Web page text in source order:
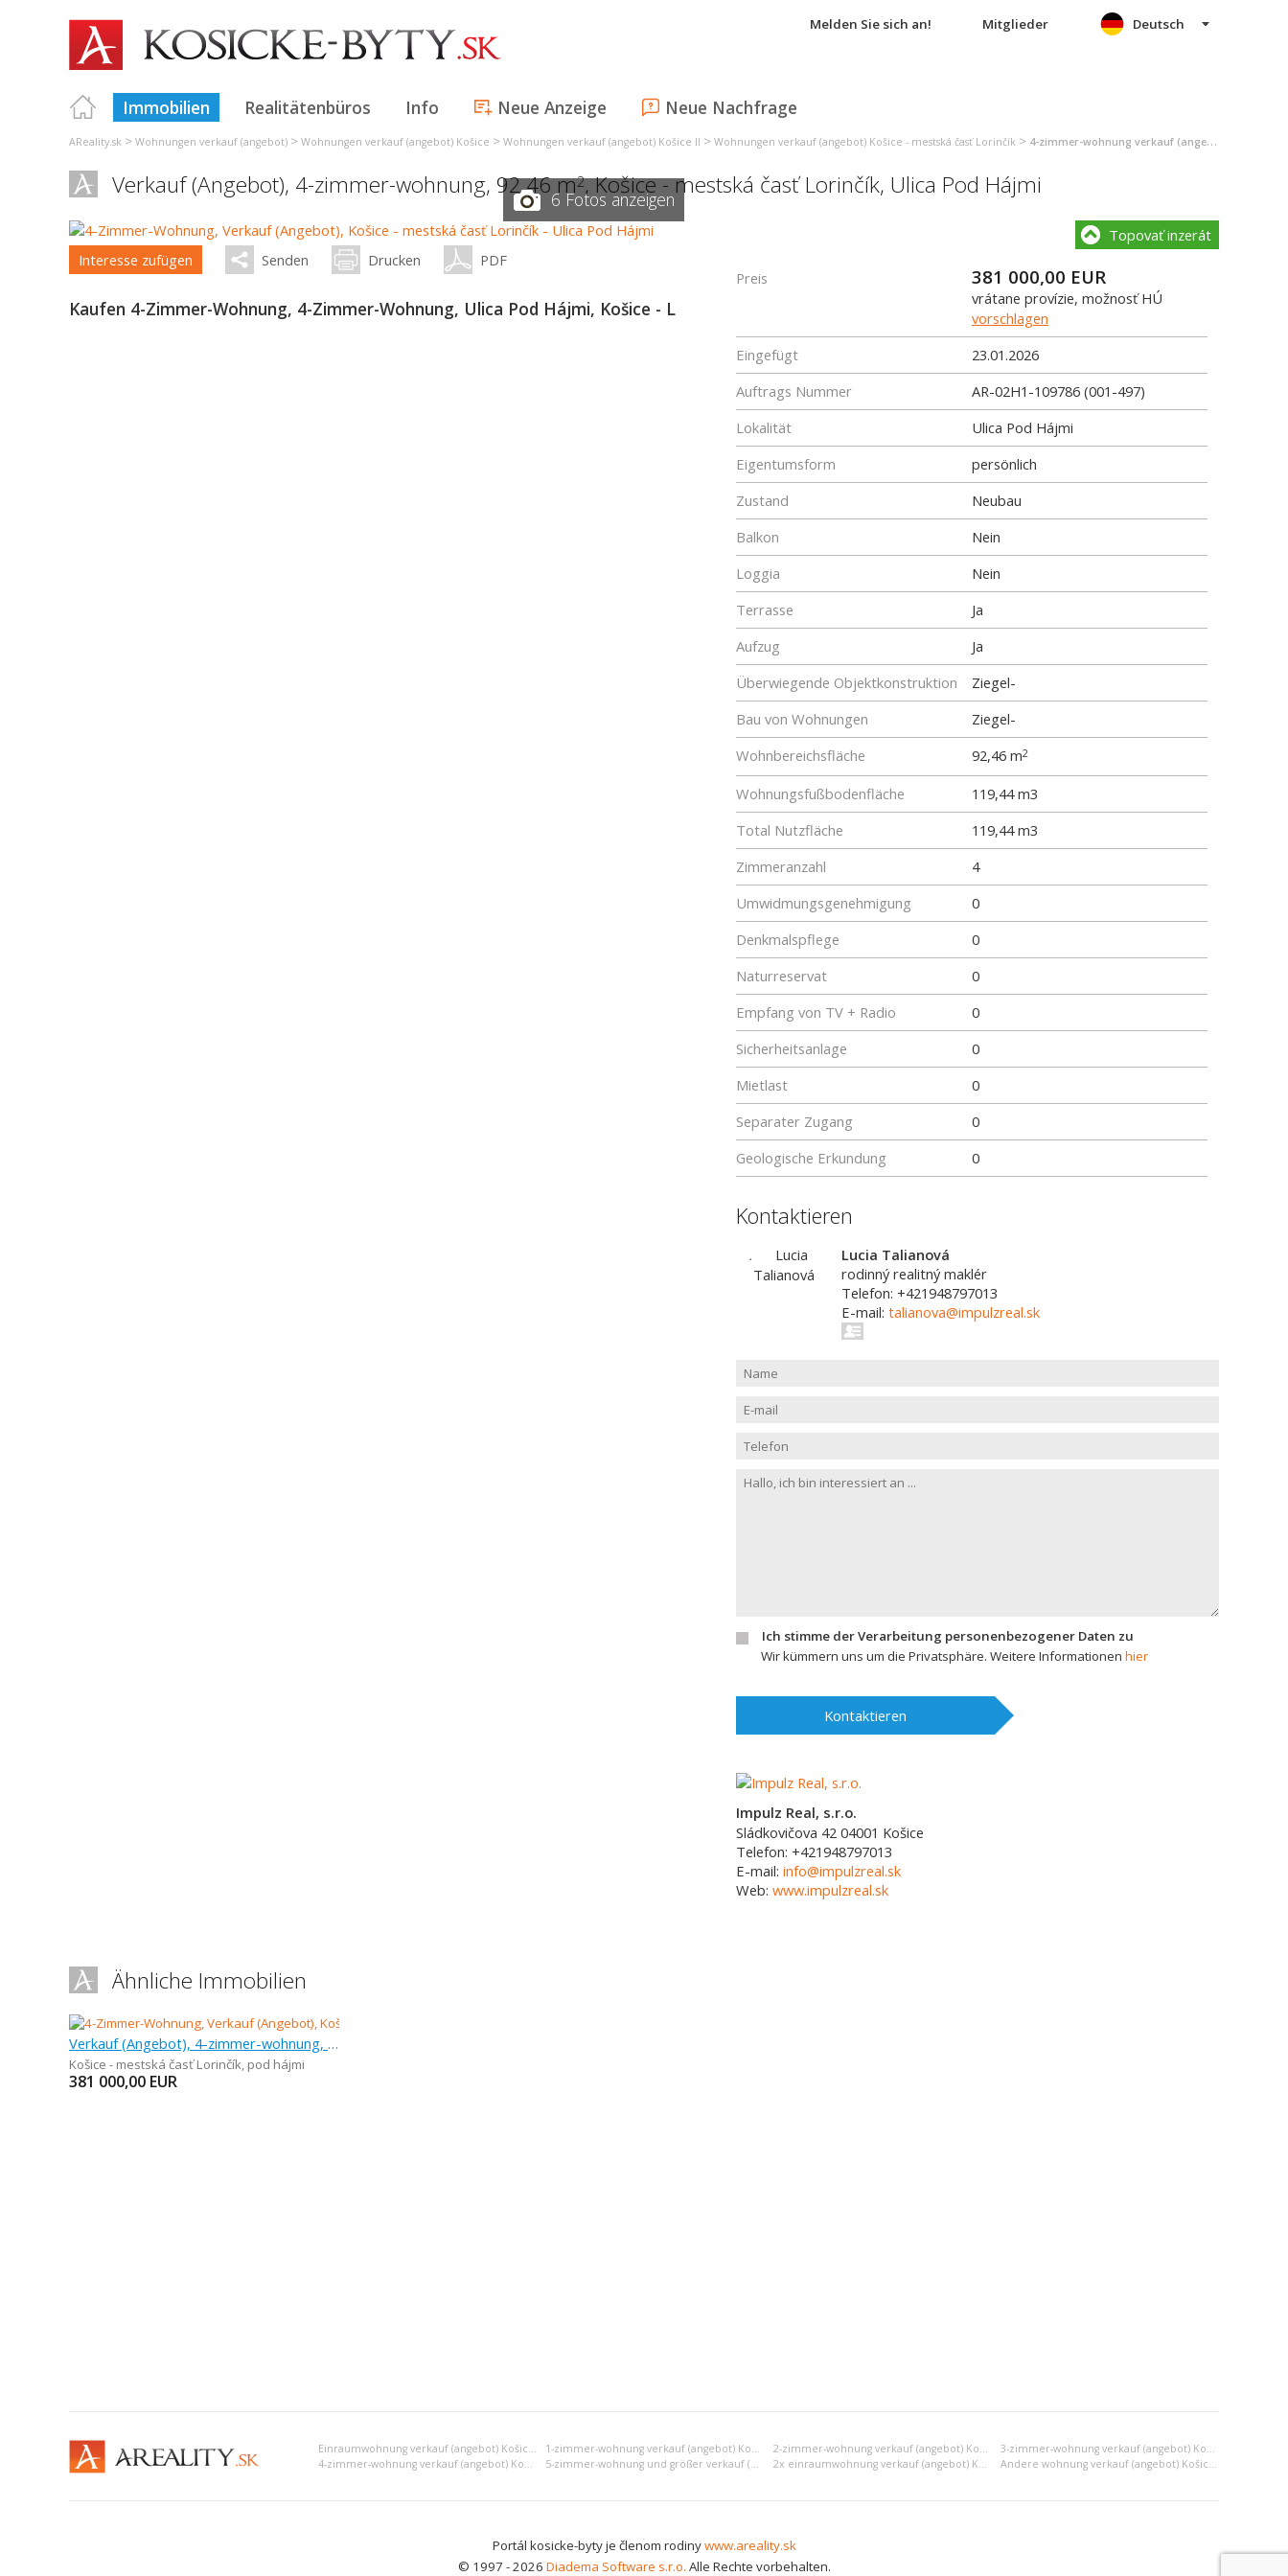
Melden Sie sich an! Mitglieder
Immobilien Realitätenbüros Info Neue Anzeige Neue Nachfrage
Deutsch
AReality.sk > Wohnungen verkauf (angebot) > Wohnungen verkauf (angebot) Košice > Wohnungen verkauf (angebot) Košice II > Wohnungen verkauf (angebot) Košice - mestská časť Lorinčík > 4-zimmer-wohnung verkauf (angebot) Košice - mestská časť Lorinčík
Verkauf (Angebot), 4-zimmer-wohnung, 92,46 m2,Košice - mestská časť Lorinčík, Ulica Pod Hájmi
6 Fotos anzeigen
Interesse zufügen Senden Drucken PDF
Kaufen 4-Zimmer-Wohnung, 4-Zimmer-Wohnung, Ulica Pod Hájmi, Košice - L
Topovať inzerát
Preis 381 000,00 EUR
vrátane provízie, možnosť HÚ
vorschlagen
Eingefügt
23.01.2026
Auftrags Nummer
AR-02H1-109786 (001-497)
Lokalität
Ulica Pod Hájmi
Eigentumsform
persönlich
Zustand
Neubau
Balkon
Nein
Loggia
Nein
Terrasse
Ja
Aufzug
Ja
Überwiegende Objektkonstruktion
Ziegel-
Bau von Wohnungen
Ziegel-
Wohnbereichsfläche
92,46 m2
Wohnungsfußbodenfläche
119,44 m3
Total Nutzfläche
119,44 m3
Zimmeranzahl
4
Umwidmungsgenehmigung
0
Denkmalspflege
0
Naturreservat
0
Empfang von TV + Radio
0
Sicherheitsanlage
0
Mietlast
0
Separater Zugang
0
Geologische Erkundung
0
Kontaktieren
Lucia Talianová
rodinný realitný maklér
Telefon: +421948797013
E-mail: talianova@impulzreal.sk
Ich stimme der Verarbeitung personenbezogener Daten zu
Wir kümmern uns um die Privatsphäre. Weitere Informationen hier
Kontaktieren
Impulz Real, s.r.o.
Sládkovičova 42 04001 Košice
Telefon: +421948797013
E-mail: info@impulzreal.sk
Web: www.impulzreal.sk
Ähnliche Immobilien
Verkauf (Angebot), 4-zimmer-wohnung, 92,46 m
Košice - mestská časť Lorinčík, pod hájmi
381 000,00 EUR
Einraumwohnung verkauf (angebot) Košice II 1-zimmer-wohnung verkauf (angebot) Košice II 2-zimmer-wohnung verkauf (angebot) Košice II
3-zimmer-wohnung verkauf (angebot) Košice II
4-zimmer-wohnung verkauf (angebot) Košice II
5-zimmer-wohnung und größer verkauf (angebot) Košice II 2x einraumwohnung verkauf (angebot) Košice II Andere wohnung verkauf (angebot) Košice II
Portál kosicke-byty je členom rodinywww.areality.sk
© 1997 - 2026 Diadema Software s.r.o. Alle Rechte vorbehalten.